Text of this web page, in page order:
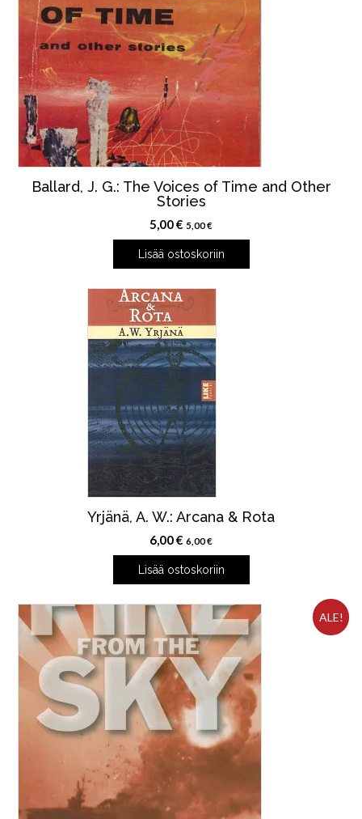
Ballard, J. G.: The Voices of Time and Other
Stories
5,00€ 5,00€
Lisää ostoskoriin
Yrjänä, A. W.: Arcana & Rota
6,00€ 6,00€
Lisää ostoskoriin
ALE!